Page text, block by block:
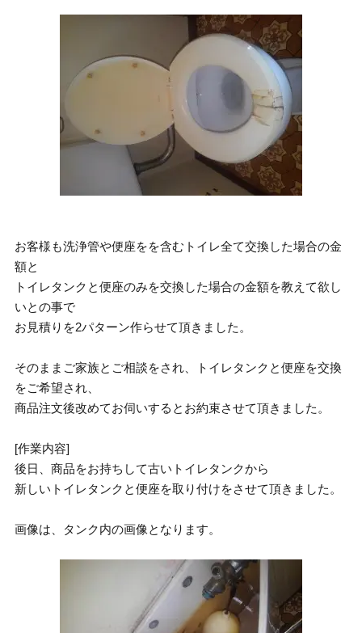
お客様も洗浄管や便座をを含むトイレ全て交換した場合の金
額と
トイレタンクと便座のみを交換した場合の金額を教えて欲し
いとの事で
お見積りを2パターン作らせて頂きました。
そのままご家族とご相談をされ、トイレタンクと便座を交換
をご希望され、
商品注文後改めてお伺いするとお約束させて頂きました。
[作業内容]
後日、商品をお持ちして古いトイレタンクから
新しいトイレタンクと便座を取り付けをさせて頂きました。
画像は、タンク内の画像となります。